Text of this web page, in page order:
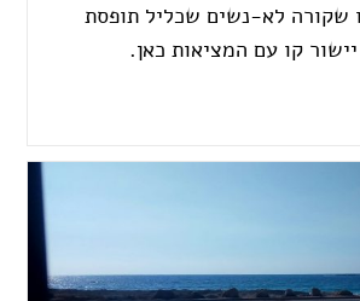
שקורה לא-נשים שכליל תופסת
קו עם המציאות כאן.